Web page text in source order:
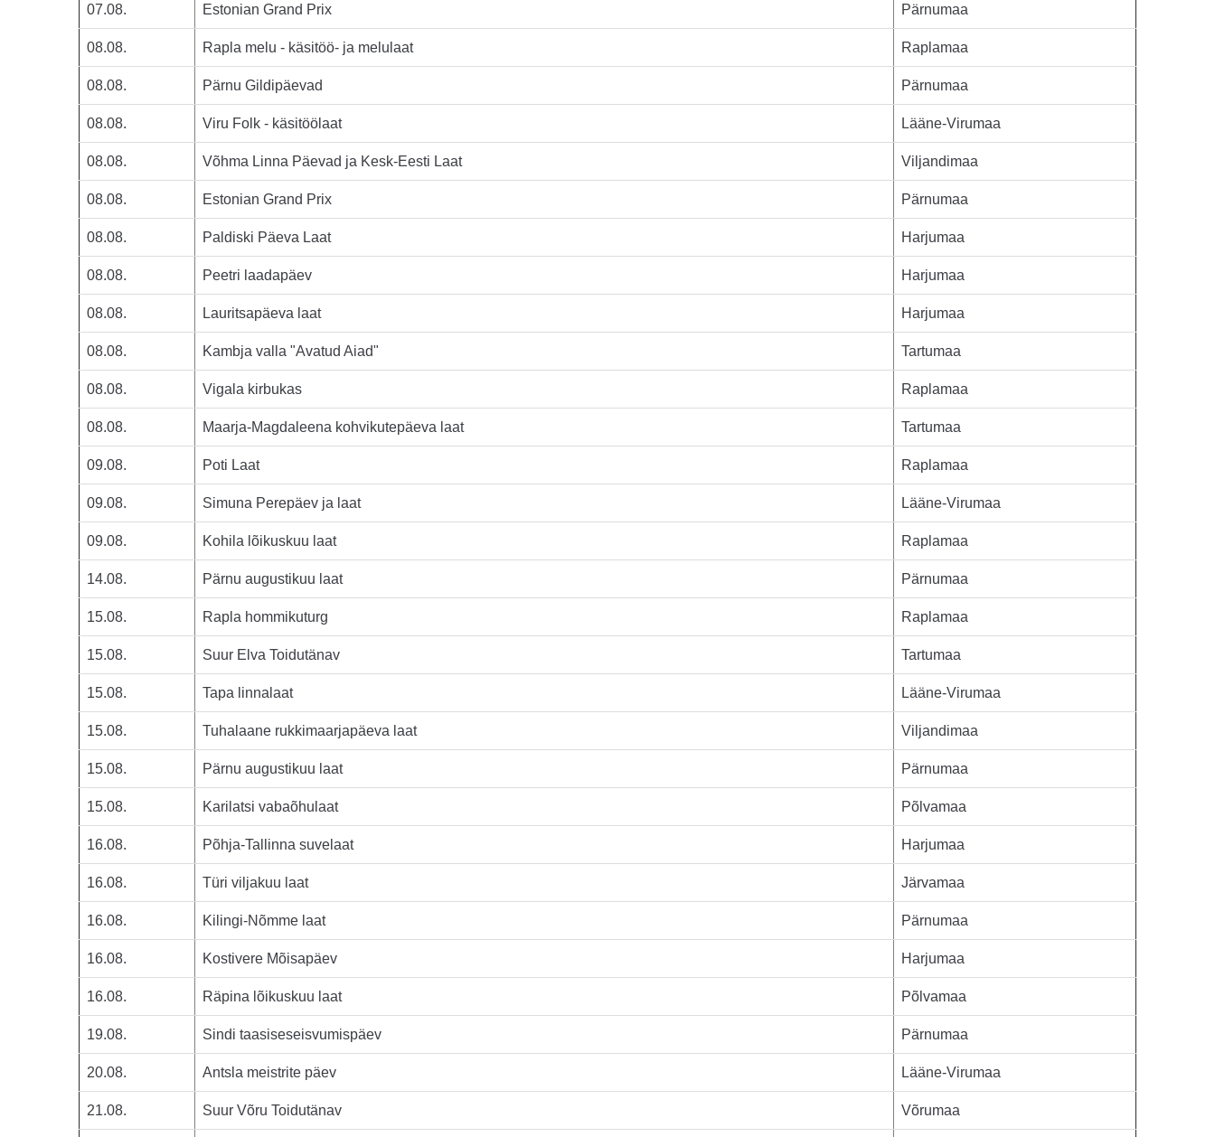
07.08. Estonian Grand Prix Pärnumaa
08.08. Rapla melu - käsitöö- ja melulaat Raplamaa
08.08. Pärnu Gildipäevad Pärnumaa
08.08. Viru Folk - käsitöölaat Lääne-Virumaa
08.08. Võhma Linna Päevad ja Kesk-Eesti Laat Viljandimaa
08.08. Estonian Grand Prix Pärnumaa
08.08. Paldiski Päeva Laat Harjumaa
08.08. Peetri laadapäev Harjumaa
08.08. Lauritsapäeva laat Harjumaa
08.08. Kambja valla "Avatud Aiad" Tartumaa
08.08. Vigala kirbukas Raplamaa
08.08. Maarja-Magdaleena kohvikutepäeva laat Tartumaa
09.08. Poti Laat Raplamaa
09.08. Simuna Perepäev ja laat Lääne-Virumaa
09.08. Kohila lõikuskuu laat Raplamaa
14.08. Pärnu augustikuu laat Pärnumaa
15.08. Rapla hommikuturg Raplamaa
15.08. Suur Elva Toidutänav Tartumaa
15.08. Tapa linnalaat Lääne-Virumaa
15.08. Tuhalaane rukkimaarjapäeva laat Viljandimaa
15.08. Pärnu augustikuu laat Pärnumaa
15.08. Karilatsi vabaõhulaat Põlvamaa
16.08. Põhja-Tallinna suvelaat Harjumaa
16.08. Türi viljakuu laat Järvamaa
16.08. Kilingi-Nõmme laat Pärnumaa
16.08. Kostivere Mõisapäev Harjumaa
16.08. Räpina lõikuskuu laat Põlvamaa
19.08. Sindi taasiseseisvumispäev Pärnumaa
20.08. Antsla meistrite päev Lääne-Virumaa
21.08. Suur Võru Toidutänav Võrumaa